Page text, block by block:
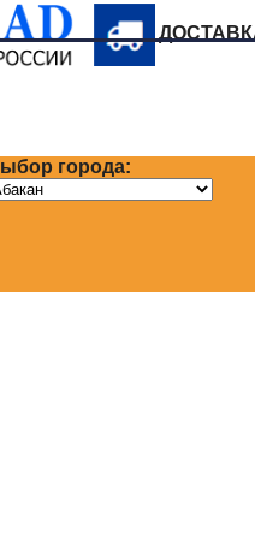
города: